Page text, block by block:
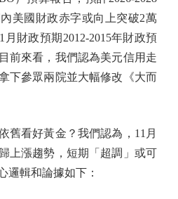
美國財政赤字或向上突破2萬
財政預期2012-2015年財政預
前來看，我們認為美元信用走
下參眾兩院並大幅修改《大而
看好黃金？我們認為，11月
上漲趨勢，短期「超調」或可
邏輯和論據如下：